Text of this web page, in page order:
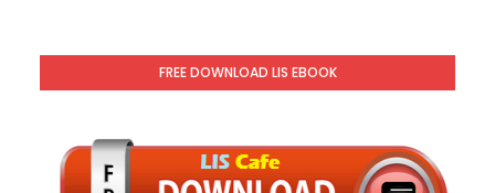
FREE DOWNLOAD LIS EBOOK